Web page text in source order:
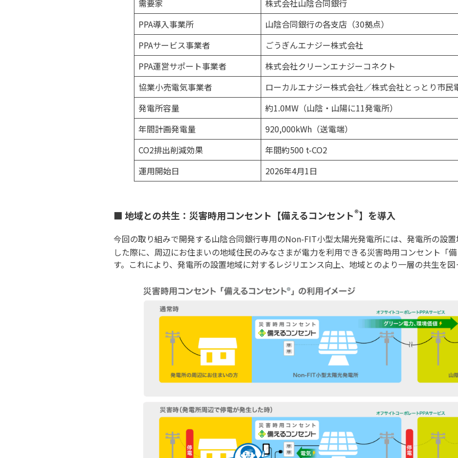
需要家
株式会社山陰合同
PPA導入事業所
山陰合同銀行の各支店（30拠点）
PPAサービス事業者
ごうぎんエナジー株式会社
PPA運営サポート事業者
株式会社クリーンエナジーコネクト
協業小売電気事業者
ローカルエナジー株式会社／株式会社とっとり市民
発電所容量
約1.0MW（山陰・山陽に11発電所）
年間計画発電量
920,000kWh（送電端）
CO2排出削減効果
年間約500 t-CO2
運用開始日
2026年4月1日
■ 地域との共生：災害時用コンセント【備えるコンセント®】を導入
今回の取り組みで開発する山陰合同銀行専用のNon-FIT小型太陽光発電所には、発電所の設
した際に、周辺にお住まいの地域住民のみなさまが電力を利用できる災害時用コンセント「
す。これにより、発電所の設置地域に対するレジリエンス向上、地域とのより一層の共生を図